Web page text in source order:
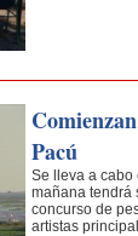
Pacú
Se lleva a cabo
mañana tendrá
concurso de
artistas